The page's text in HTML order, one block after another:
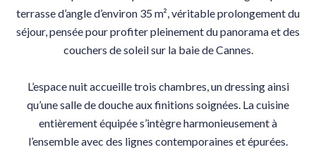
terrasse d’angle d’environ 35 m², véritable prolongement du
séjour, pensée pour profiter pleinement du panorama et des
couchers de soleil sur la baie de Cannes.
L’espace nuit accueille trois chambres, un dressing ainsi
qu’une salle de douche aux finitions soignées. La cuisine
entièrement équipée s’intègre harmonieusement à
l’ensemble avec des lignes contemporaines et épurées.